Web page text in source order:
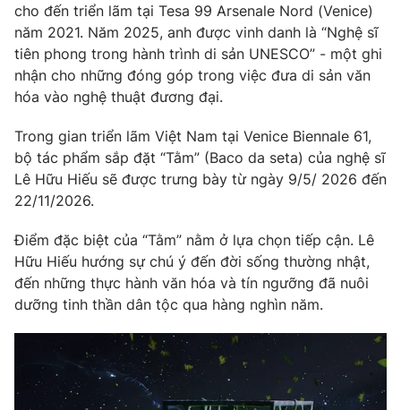
VTV4 Vươn mình bằng AI
VTV9 VTV8
Liên hệ tòa soạn English
THỜI BÁO VTV
Cơ quan chủ quản:Đài Truyền hình Việt Nam
Cơ quan báo chí:
Thời báo VTV
cho đến triển lãm tại Tesa 99 Arsenale Nord (Venice)
năm 2021. Năm 2025, anh được vinh danh là “Nghệ sĩ
tiên phong trong hành trình di sản UNESCO” - một ghi
nhận cho những đóng góp trong việc đưa di sản văn
hóa vào nghệ thuật đương đại.
Trong gian triển lãm Việt Nam tại Venice Biennale 61,
bộ tác phẩm sắp đặt “Tằm” (Baco da seta) của nghệ sĩ
Lê Hữu Hiếu sẽ được trưng bày từ ngày 9/5/ 2026 đến
22/11/2026.
Điểm đặc biệt của “Tằm” nằm ở lựa chọn tiếp cận. Lê
Hữu Hiếu hướng sự chú ý đến đời sống thường nhật,
đến những thực hành văn hóa và tín ngưỡng đã nuôi
dưỡng tinh thần dân tộc qua hàng nghìn năm.